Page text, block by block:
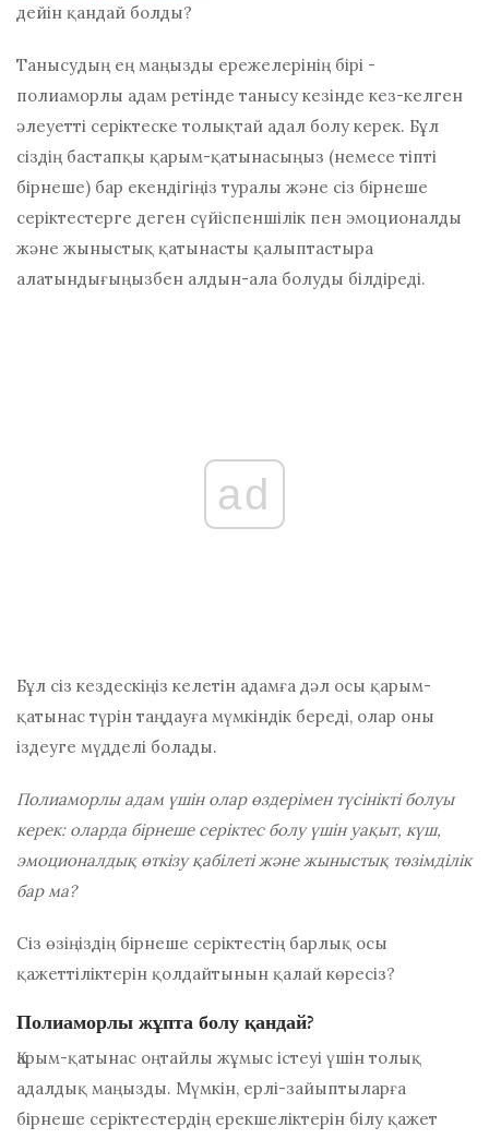
дейін қандай болды?
Танысудың ең маңызды ережелерінің бірі -
полиаморлы адам ретінде танысу кезінде кез-келген
әлеуетті серіктеске толықтай адал болу керек. Бұл
сіздің бастапқы қарым-қатынасыңыз (немесе тіпті
бірнеше) бар екендігіңіз туралы және сіз бірнеше
серіктестерге деген сүйіспеншілік пен эмоционалды
және жыныстық қатынасты қалыптастыра
алатындығыңызбен алдын-ала болуды білдіреді.
ad
Бұл сіз кездескіңіз келетін адамға дәл осы қарым-
қатынас түрін таңдауға мүмкіндік береді, олар оны
іздеуге мүдделі болады.
Полиаморлы адам үшін олар өздерімен түсінікті болуы
керек: оларда бірнеше серіктес болу үшін уақыт, күш,
эмоционалдық өткізу қабілеті және жыныстық төзімділік
бар ма?
Сіз өзіңіздің бірнеше серіктестің барлық осы
қажеттіліктерін қолдайтынын қалай көресіз?
Полиаморлы жұпта болу қандай?
Қарым-қатынас оңтайлы жұмыс істеуі үшін толық
адалдық маңызды. Мүмкін, ерлі-зайыптыларға
бірнеше серіктестердің ерекшеліктерін білу қажет